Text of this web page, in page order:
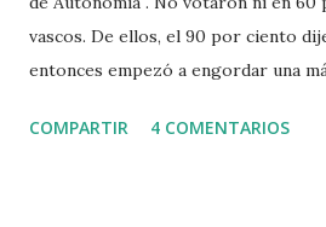
vascos. De ellos, el 90 por ciento
entonces empezó a engordar una
que se otorgaron a esta comunidad
COMPARTIR 4 COMENTARIOS